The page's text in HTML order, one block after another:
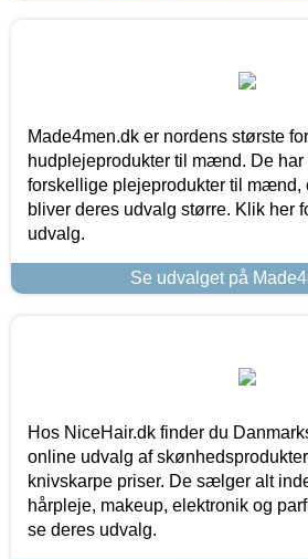
Made4men.dk er nordens største
hudplejeprodukter til mænd. De har
forskellige plejeprodukter til mænd,
bliver deres udvalg større. Klik her
udvalg.
Se udvalget på
Hos NiceHair.dk finder du
online udvalg af
knivskarpe priser. De sælger alt
hårpleje, makeup, elektronik og
se deres udvalg.